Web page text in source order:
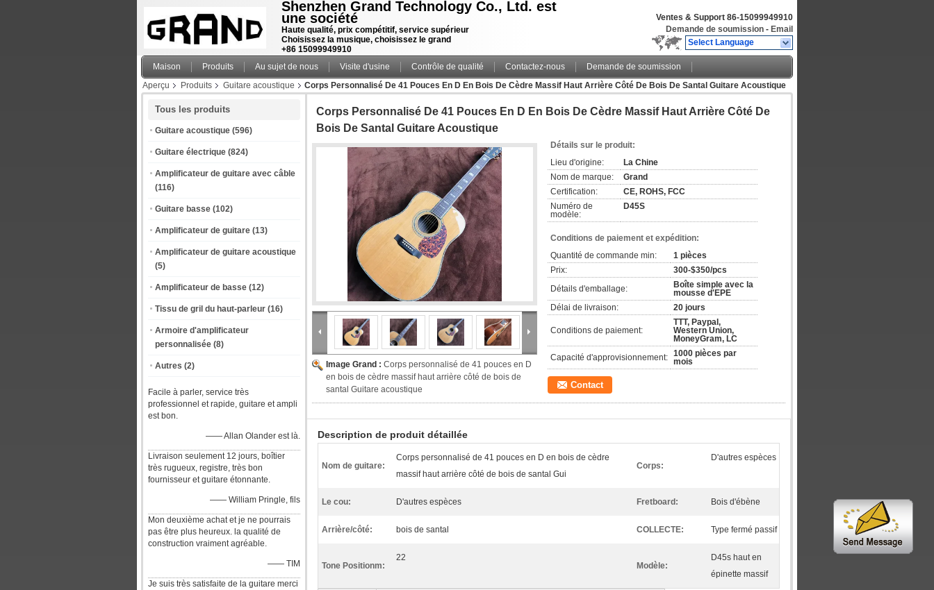
Shenzhen Grand Technology Co., Ltd. est
une société
Haute qualité, prix compétitif, service supérieur
Choisissez la musique, choisissez le grand
+86 15099949910
Ventes & Support 86-15099949910
Demande de soumission - Email
Select Language
Maison Produits Au sujet de nous Visite d'usine Contrôle de qualité Contactez-nous
Demande de soumission
Aperçu
Produits Guitare acoustique Corps Personnalisé De 41 Pouces En D En Bois De Cèdre Massif Haut Arrière Côté De Bois De Santal Guitare Acoustique
Tous les produits
Guitare acoustique (596)
Guitare électrique (824)
Amplificateur de guitare avec câble
(116)
Guitare basse (102)
Amplificateur de guitare (13)
Amplificateur de guitare acoustique
(5)
Amplificateur de basse (12)
Tissu de gril du haut-parleur (16)
Armoire d'amplificateur
personnalisée (8)
Autres (2)
Facile à parler, service très
professionnel et rapide, guitare et ampli
est bon.
—— Allan Olander est là.
Livraison seulement 12 jours, boîtier
très rugueux, registre, très bon
fournisseur et guitare étonnante.
—— William Pringle, fils
Mon deuxième achat et je ne pourrais
pas être plus heureux. la qualité de
construction vraiment agréable.
—— TIM
Je suis très satisfaite de la guitare merci
Corps Personnalisé De 41 Pouces En D En Bois De Cèdre Massif Haut Arrière Côté De
Bois De Santal Guitare Acoustique
Image Grand : Corps personnalisé de 41 pouces en D
en bois de cèdre massif haut arrière côté de bois de
santal Guitare acoustique
Détails sur le produit:
Lieu d'origine:
La Chine
Nom de marque:
Grand
Certification:
CE, ROHS, FCC
Numéro de
modèle:
D45S
Conditions de paiement et expédition:
Quantité de commande min:
1 pièces
Prix:
300-$350/pcs
Détails d'emballage:
Boîte simple avec la
mousse d'EPE
Délai de livraison:
20 jours
Conditions de paiement:
TTT, Paypal,
Western Union,
MoneyGram, LC
Capacité d'approvisionnement: 1000 pièces par
mois
Contact
Description de produit détaillée
Nom de guitare:
Corps personnalisé de 41 pouces en D en bois de cèdre
massif haut arrière côté de bois de santal Gui
Corps:
D'autres espèces
Le cou: D'autres espèces Fretboard: Bois d'ébène
Arrière/côté: bois de santal COLLECTE: Type fermé passif
Tone Positionm:
22
Modèle:
D45s haut en
épinette massif